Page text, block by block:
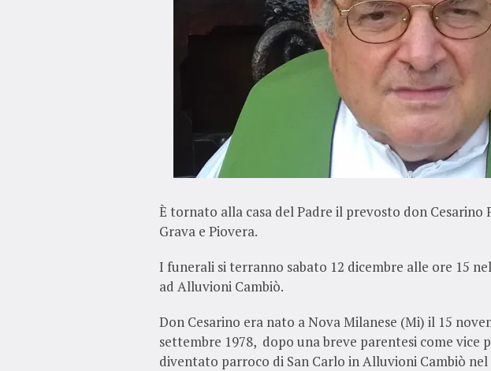
È tornato alla casa del Padre il prevosto don
Grava e Piovera.
I funerali si terranno sabato 12 dicembre alle ore 15
ad Alluvioni Cambiò.
Don Cesarino era nato a Nova Milanese (Mi) il 15
settembre 1978, dopo una breve parentesi come vice
diventato parroco di San Carlo in Alluvioni Cambiò nel